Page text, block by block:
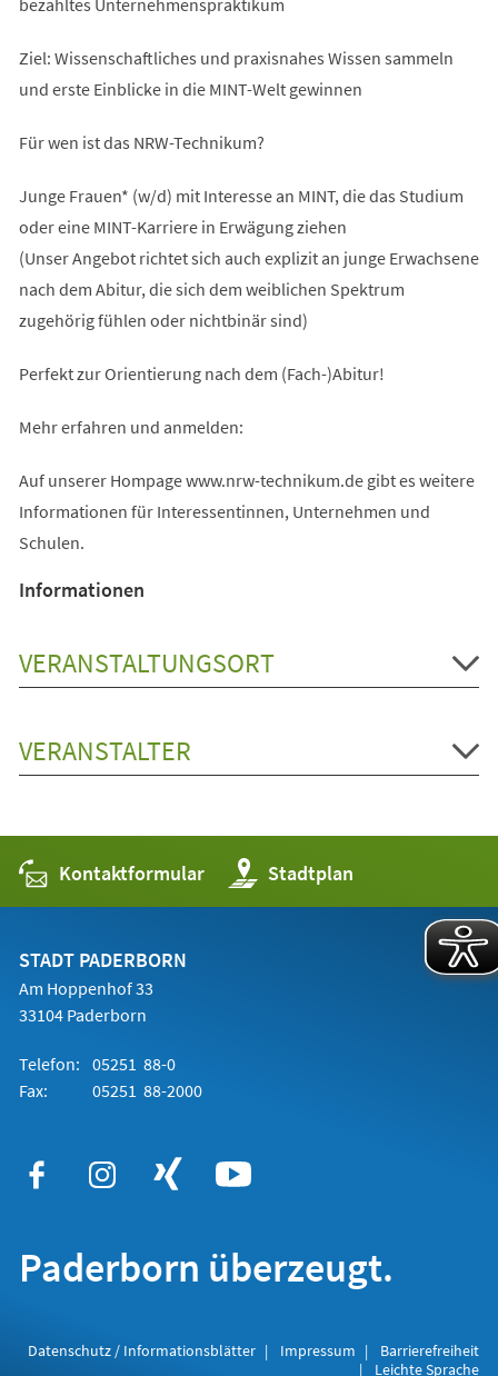
Ziel: Wissenschaftliches und praxisnahes Wissen sammeln
und erste Einblicke in die MINT-Welt gewinnen
Für wen ist das NRW-Technikum?
Junge Frauen* (w/d) mit Interesse an MINT, die das Studium
oder eine MINT-Karriere in Erwägung ziehen
(Unser Angebot richtet sich auch explizit an junge Erwachsene
nach dem Abitur, die sich dem weiblichen Spektrum
zugehörig fühlen oder nichtbinär sind)
Perfekt zur Orientierung nach dem (Fach-)Abitur!
Mehr erfahren und anmelden:
Auf unserer Hompage www.nrw-technikum.de gibt es weitere
Informationen für Interessentinnen, Unternehmen und
Schulen.
Informationen
VERANSTALTUNGSORT
VERANSTALTER
Kontaktformular Stadtplan
(Öffnet
in
einem
STADT PADERBORN
Am Hoppenhof 33
33104 Paderborn
Telefon: 05251 88-0
Fax:
05251 88-2000
Paderborn überzeugt.
Datenschutz / Informationsblätter Impressum
Barrierefreiheit
Leichte Sprache